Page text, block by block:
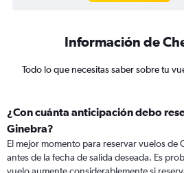
Información de
Todo lo que necesitas saber sobre tu
¿Con cuánta anticipación debo
Ginebra?
El mejor momento para reservar vuelos de
antes de la fecha de salida deseada. Es